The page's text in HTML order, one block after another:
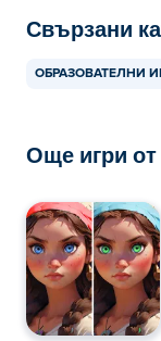
Свързани
ОБРАЗОВАТЕЛНИ
Още игри от